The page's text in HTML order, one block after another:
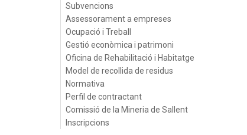
Subvencions
Assessorament a empreses
Ocupació i Treball
Gestió econòmica i patrimoni
Oficina de Rehabilitació i Habitatge
Model de recollida de residus
Normativa
Perfil de contractant
Comissió de la Mineria de Sallent
Inscripcions